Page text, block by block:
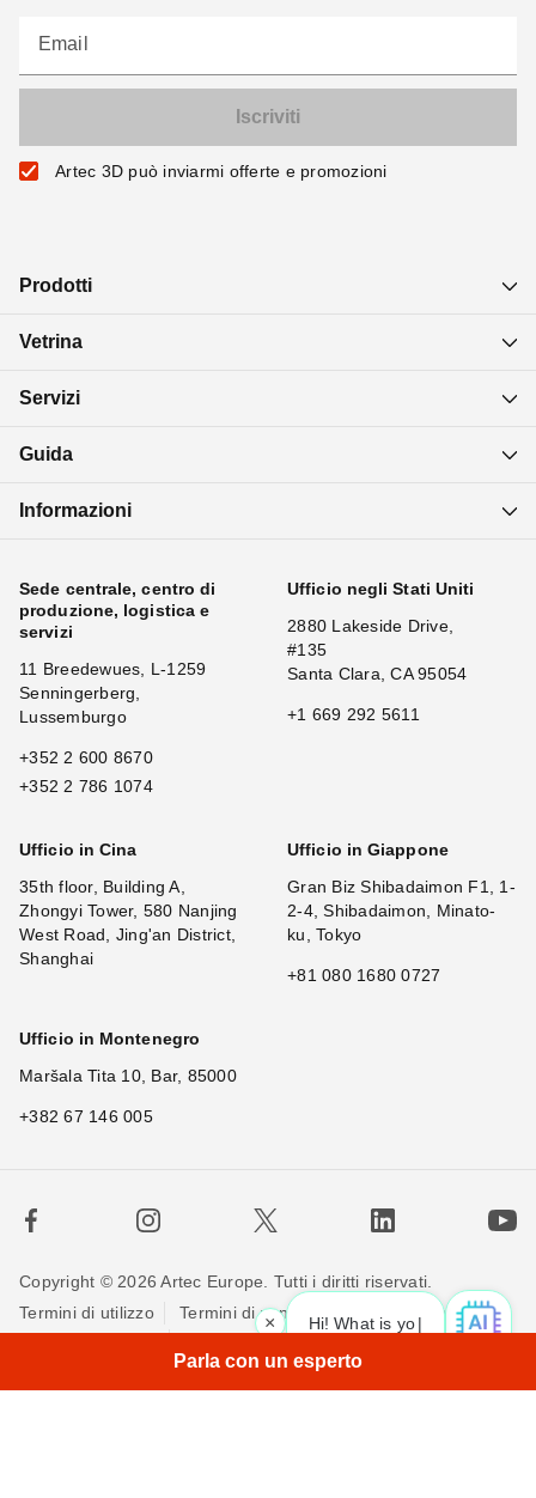
Hi! What is your
×
Email
Artec 3D può inviarmi offerte e promozioni
Prodotti
Vetrina
Servizi
Guida
Informazioni
Sede centrale, centro di
produzione, logistica e
servizi
11 Breedewues, L-1259
Senningerberg,
Lussemburgo
+352 2 600 8670
+352 2 786 1074
Ufficio negli Stati Uniti
2880 Lakeside Drive,
#135
Santa Clara, CA 95054
+1 669 292 5611
Ufficio in Cina
35th floor, Building A,
Zhongyi Tower, 580 Nanjing
West Road, Jing'an District,
Shanghai
Ufficio in Giappone
Gran Biz Shibadaimon F1, 1-
2-4, Shibadaimon, Minato-
ku, Tokyo
+81 080 1680 0727
Ufficio in Montenegro
Maršala Tita 10, Bar, 85000
+382 67 146 005
Copyright © 2026 Artec Europe. Tutti i diritti riservati.
Termini di utilizzo
Termini di vendita
Privacy Policy
Parla con un esperto